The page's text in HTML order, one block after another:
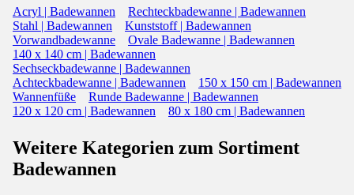
Acryl | Badewannen
Rechteckbadewanne | Badewannen
Stahl | Badewannen
Kunststoff | Badewannen
Vorwandbadewanne
Ovale Badewanne | Badewannen
140 x 140 cm | Badewannen
Sechseckbadewanne | Badewannen
Achteckbadewanne | Badewannen
150 x 150 cm | Badewannen
Wannenfüße
Runde Badewanne | Badewannen
120 x 120 cm | Badewannen
80 x 180 cm | Badewannen
Weitere Kategorien zum Sortiment
Badewannen